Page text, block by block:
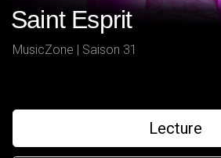
Saint Esprit
MusicZone | Saison 31
Lecture